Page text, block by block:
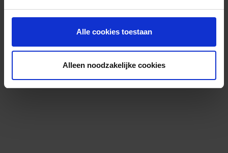
Alle cookies toestaan
Alleen noodzakelijke cookies